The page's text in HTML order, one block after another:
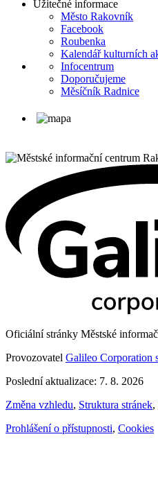
Užitečné informace
Město Rakovník
Facebook
Roubenka
Kalendář kulturních
Infocentrum
Doporučujeme
Měsíčník Radnice
Oficiální stránky Městské
Provozovatel Galileo Corporation
Poslední aktualizace: 7. 8. 2026
Změna vzhledu, Struktura stránek,
Prohlášení o přístupnosti, Cookies